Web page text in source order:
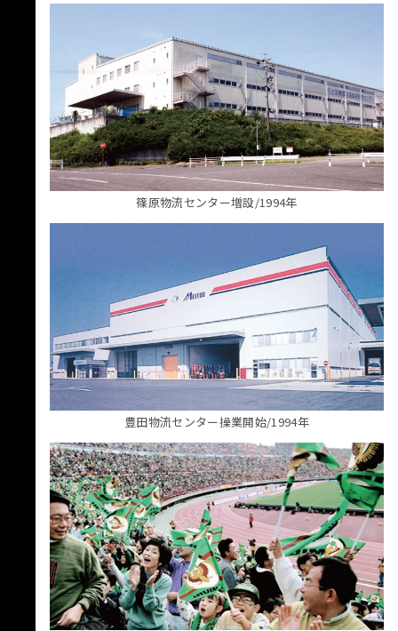
篠原物流センター増設/1994年
豊田物流センター操業開始/1994年